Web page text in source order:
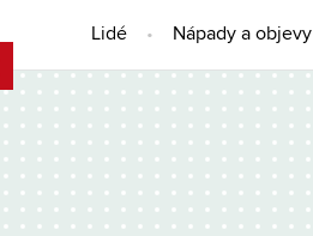
Lidé Nápady a objevy